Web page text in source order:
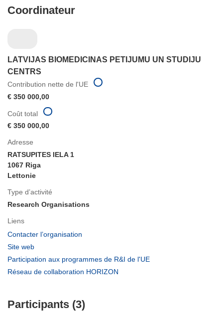
Coordinateur
LATVIJAS BIOMEDICINAS PETIJUMU UN STUDIJU
CENTRS
Contribution nette de l'UE
€ 350 000,00
Adresse
RATSUPITES IELA 1
1067 Riga
Lettonie
Type d’activité
Research Organisations
Liens
Contacter l’organisation
fenêtre)
Site web
dans
une
Participation aux programmes de R&I de l'UE
Réseau de collaboration HORIZON
Coût total
€ 350 000,00
Participants (3)